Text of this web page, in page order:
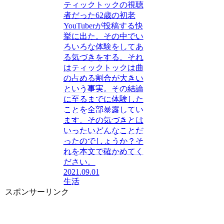
ティックトックの視聴
者だった62歳の初老
YouTuberが投稿する快
挙に出た。その中でい
ろいろな体験をしてあ
る気づきをする。それ
はティックトックは曲
の占める割合が大きい
という事実。その結論
に至るまでに体験した
ことを全部暴露してい
ます。その気づきとは
いったいどんなことだ
ったのでしょうか？そ
れを本文で確かめてく
ださい。
2021.09.01
生活
スポンサーリンク